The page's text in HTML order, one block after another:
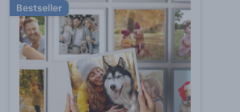
Bestseller